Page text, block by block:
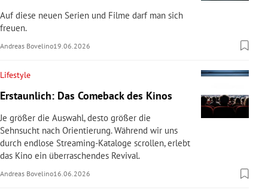
Auf diese neuen Serien und Filme darf man sich
freuen.
Andreas Bovelino19.06.2026
Lifestyle
Erstaunlich: Das Comeback des Kinos
Je größer die Auswahl, desto größer die
Sehnsucht nach Orientierung. Während wir uns
durch endlose Streaming-Kataloge scrollen, erlebt
das Kino ein überraschendes Revival.
Andreas Bovelino16.06.2026